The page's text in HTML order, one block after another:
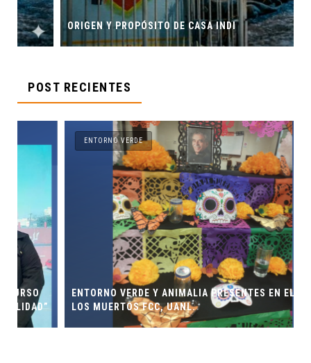
ORIGEN Y PROPÓSITO DE CASA INDI
POST RECIENTES
ENTORNO VERDE
ENTORNO VERDE Y ANIMALIA PRESENTES EN EL DÍA DE
LOS MUERTOS FCC, UANL.